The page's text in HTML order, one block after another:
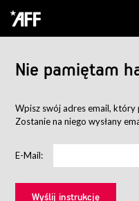
Nie pamiętam
Wpisz swój adres email, który
Zostanie na niego wysłany
E-Mail: